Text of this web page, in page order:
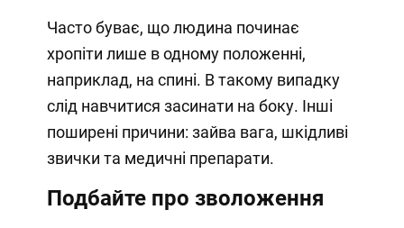
Часто буває, що людина починає
хропіти лише в одному положенні,
наприклад, на спині. В такому випадку
слід навчитися засинати на боку. Інші
поширені причини: зайва вага, шкідливі
звички та медичні препарати.
Подбайте про зволоження